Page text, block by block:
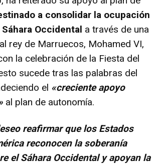
a consolidar la ocupación
Occidental a través de una
rey de Marruecos, Mohamed VI,
la celebración de la Fiesta del
sucede tras las palabras del
el «creciente apoyo
al plan de autonomía.
reafirmar que los Estados
reconocen la soberanía
el Sáhara Occidental y apoyan la